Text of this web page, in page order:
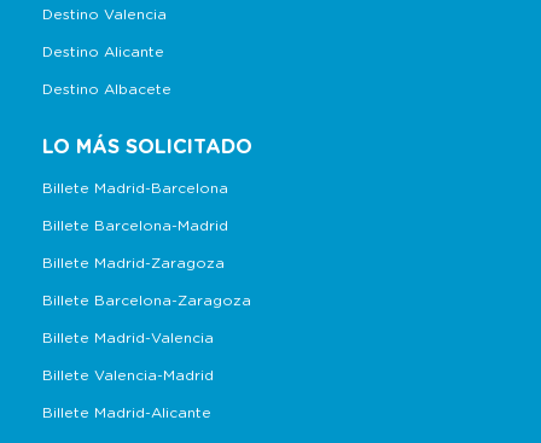
Destino Valencia
Destino Alicante
Destino Albacete
LO MÁS SOLICITADO
Billete Madrid-Barcelona
Billete Barcelona-Madrid
Billete Madrid-Zaragoza
Billete Barcelona-Zaragoza
Billete Madrid-Valencia
Billete Valencia-Madrid
Billete Madrid-Alicante